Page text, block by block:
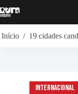
para
Início / 19 cidades
Internacional